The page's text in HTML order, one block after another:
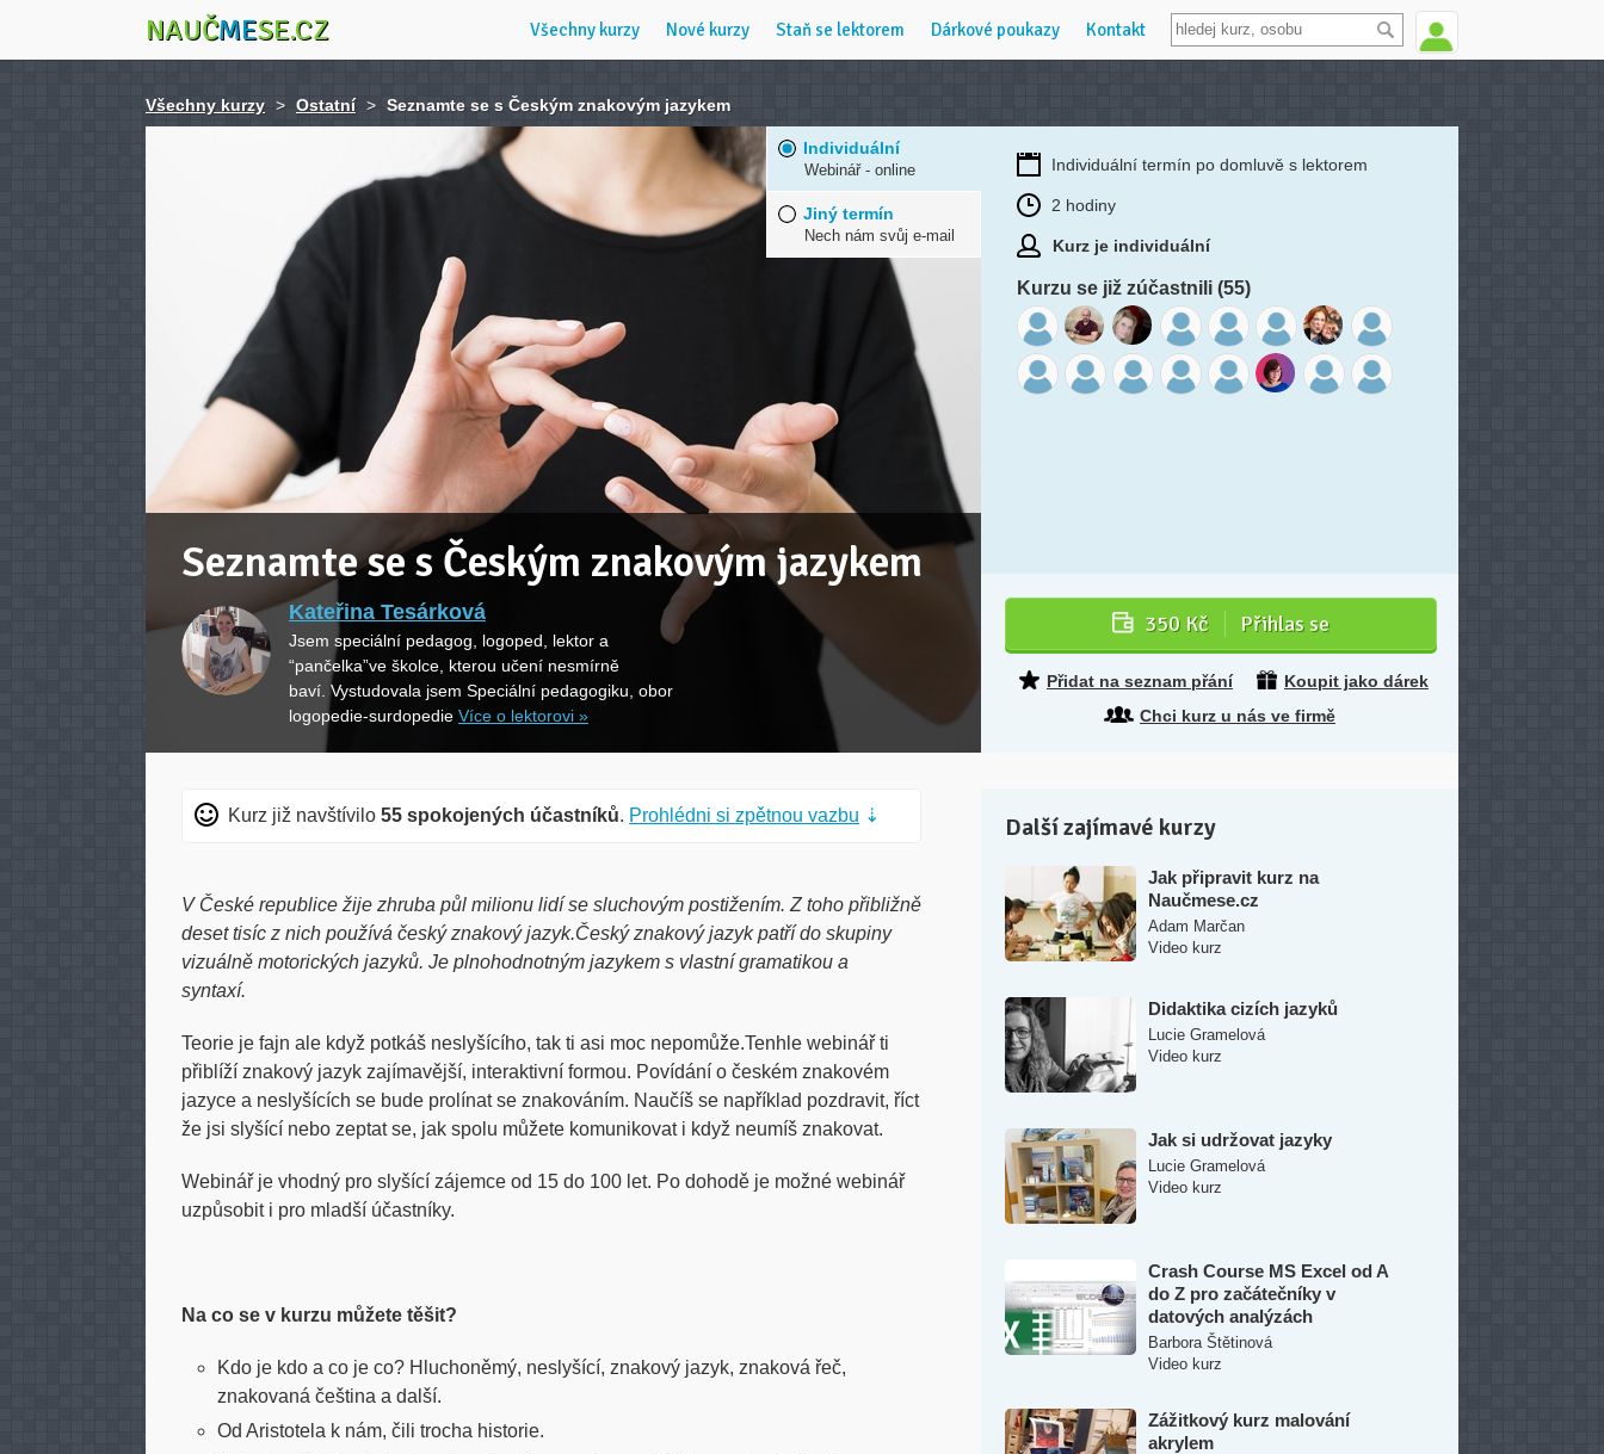
NAUČMESE.CZ Všechny kurzy Nové kurzy Staň se lektorem Dárkové poukazy Kontakt
Všechny kurzy > Ostatní > Seznamte se s Českým znakovým jazykem
Seznamte se s Českým znakovým jazykem
Kateřina Tesárková
Jsem speciální pedagog, logoped, lektor a
“pančelka”ve školce, kterou učení nesmírně
baví. Vystudovala jsem Speciální pedagogiku, obor
logopedie-surdopedie Více o lektorovi »
Individuální
Webinář - online
Jiný termín
Nech nám svůj e-mail
Individuální termín po domluvě s lektorem
2 hodiny
Kurz je individuální
Kurzu se již zúčastnili (55)
350 Kč Přihlas se
Přidat na seznam přání
Koupit jako dárek
Chci kurz u nás ve firmě
Kurz již navštívilo 55 spokojených účastníků. Prohlédni si zpětnou vazbu ⇣
V České republice žije zhruba půl milionu lidí se sluchovým postižením. Z toho přibližně
deset tisíc z nich používá český znakový jazyk.Český znakový jazyk patří do skupiny
vizuálně motorických jazyků. Je plnohodnotným jazykem s vlastní gramatikou a
syntaxí.
Teorie je fajn ale když potkáš neslyšícího, tak ti asi moc nepomůže.Tenhle webinář ti
přiblíží znakový jazyk zajímavější, interaktivní formou. Povídání o českém znakovém
jazyce a neslyšících se bude prolínat se znakováním. Naučíš se například pozdravit, říct
že jsi slyšící nebo zeptat se, jak spolu můžete komunikovat i když neumíš znakovat.
Webinář je vhodný pro slyšící zájemce od 15 do 100 let. Po dohodě je možné webinář
uzpůsobit i pro mladší účastníky.
Na co se v kurzu můžete těšit?
Kdo je kdo a co je co? Hluchoněmý, neslyšící, znakový jazyk, znaková řeč,
znakovaná čeština a další.
Od Aristotela k nám, čili trocha historie.
Další zajímavé kurzy
Jak připravit kurz na
Naučmese.cz
Adam Marčan
Video kurz
Didaktika cizích jazyků
Lucie Gramelová
Video kurz
Jak si udržovat jazyky
Lucie Gramelová
Video kurz
Crash Course MS Excel od A
do Z pro začátečníky v
datových analýzách
Barbora Štětinová
Video kurz
Zážitkový kurz malování
akrylem